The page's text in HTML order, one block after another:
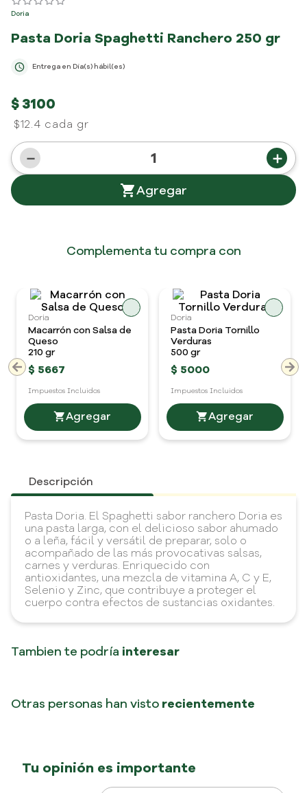
Doria
Pasta Doria Spaghetti Ranchero 250 gr
Entrega en Día(s) hábil(es)
$3100
$12.4 cada gr
＋
－
Complementa tu compra con
Doria
Macarrón con Salsa de
Queso
210 gr
$ 5667
Impuestos Incluidos
Doria
Pasta Doria Tornillo
Verduras
500 gr
$ 5000
Impuestos Incluidos
Descripción
Pasta Doria. El Spaghetti sabor ranchero Doria es
una pasta larga, con el delicioso sabor ahumado
o a leña, fácil y versátil de preparar, solo o
acompañado de las más provocativas salsas,
carnes y verduras. Enriquecido con
antioxidantes, una mezcla de vitamina A, C y E,
Selenio y Zinc, que contribuye a proteger el
cuerpo contra efectos de sustancias oxidantes.
Tambien te podría interesar
$ 7900 $ 11.300